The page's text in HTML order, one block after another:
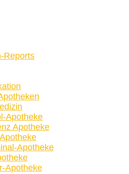
Reports
Apotheke
Apotheke
Apotheke
Apotheke